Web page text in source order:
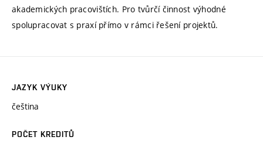
akademických pracovištích. Pro tvůrčí činnost výhodné
spolupracovat s praxí přímo v rámci řešení projektů.
JAZYK VÝUKY
čeština
POČET KREDITŮ